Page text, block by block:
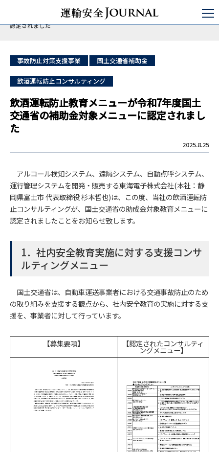
日本の運輸安全
バス/タクシー/トラック
飲酒運転防止教育メニューが令和7年度国土交通省の補助金対象メニューに
認定されました
事故防⽌対策⽀援事業 国土交通省補助金
飲酒運転防止コンサルティング
飲酒運転防止教育メニューが令和7年度国土
交通省の補助金対象メニューに認定されまし
た
2025.8.25
アルコール検知システム、遠隔システム、自動点呼システム、
運行管理システムを開発・販売する東海電子株式会社(本社：静
岡県富士市 代表取締役 杉本哲也)は、この度、当社の飲酒運転防
止コンサルティングが、国土交通省の助成金対象教育メニューに
認定されましたことをお知らせ致します。
1．社内安全教育実施に対する支援コンサ
ルティングメニュー
国土交通省は、自動車運送事業者における交通事故防止のため
の取り組みを支援する観点から、社内安全教育の実施に対する支
援を、事業者に対して行っています。
【募集要項】 【認定されたコンサルティ
ングメニュー】